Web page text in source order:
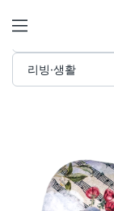
안경 케이
인기검색어
텀블러
리빙·생활